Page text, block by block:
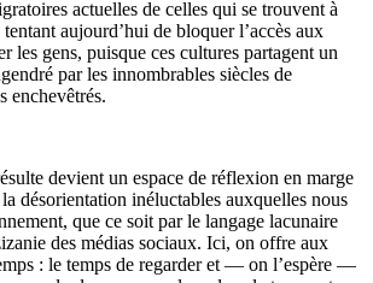
actuelles de celles qui se trouvent à
aujourd’hui de bloquer l’accès aux
les gens, puisque ces cultures partagent un
par les innombrables siècles de
enchevêtrés.
devient un espace de réflexion en marge
désorientation inéluctables auxquelles nous
que ce soit par le langage lacunaire
des médias sociaux. Ici, on offre aux
: le temps de regarder et — on l’espère —